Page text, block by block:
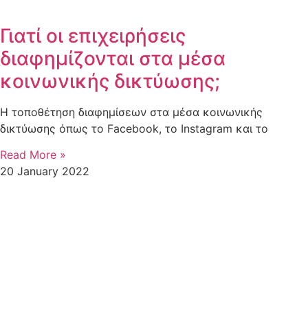
Γιατί οι επιχειρήσεις
διαφημίζονται στα μέσα
κοινωνικής δικτύωσης;
Η τοποθέτηση διαφημίσεων στα μέσα κοινωνικής
δικτύωσης όπως το Facebook, το Instagram και το
Read More »
20 January 2022